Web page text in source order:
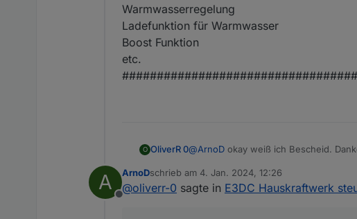
Warmwasserregelung
Ladefunktion für Warmwasser
Boost Funktion
etc.
O OliverR 0@ArnoD okay weiß ich Bescheid.
Quelltext.
Möchtest du Ideen hier im Forum
wäre es besser, da du dir dann auch
A
Offline
ArnoDschrieb am 4. Jan. 2024, 12:26
zuletzt editiert von
@oliverr-0 sagte in E3DC Hauskraftwerk